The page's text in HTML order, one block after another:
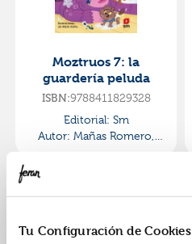
Tu Configuración de Cookies
Moztruos 7: la
guardería peluda
ISBN:9788411829328
Editorial: Sm
Autor: Mañas Romero,